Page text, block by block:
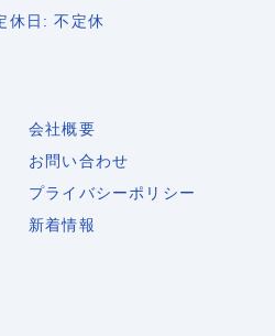
休日: 不定休
会社概要
お問い合わせ
プライバシーポリシー
新着情報